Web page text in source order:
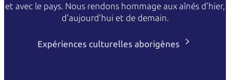
et avec le pays. Nous rendons hommage aux aînés d'hier,
d'aujourd'hui et de demain.
Expériences culturelles aborigènes